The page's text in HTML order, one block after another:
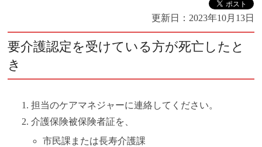
更新日： 2023年10月13日
要介護認定を受けている方が死亡したと
き
担当のケアマネジャーに連絡してください。
介護保険被保険者証を、
市民課または長寿介護課